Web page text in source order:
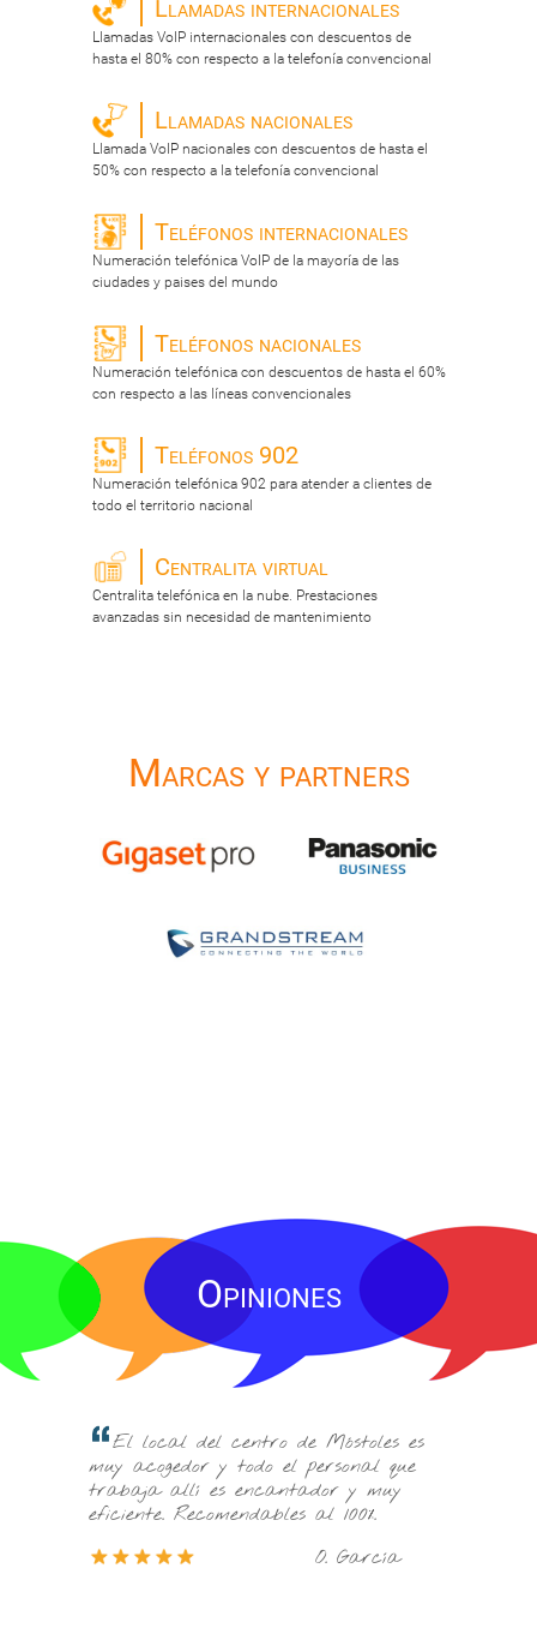
Llamadas internacionales
Llamadas VoIP internacionales con descuentos de
hasta el 80% con respecto a la telefonía convencional
Llamadas nacionales
Llamada VoIP nacionales con descuentos de hasta el
50% con respecto a la telefonía convencional
Teléfonos internacionales
Numeración telefónica VoIP de la mayoría de las
ciudades y paises del mundo
Teléfonos nacionales
Numeración telefónica con descuentos de hasta el 60%
con respecto a las líneas convencionales
Teléfonos 902
Numeración telefónica 902 para atender a clientes de
todo el territorio nacional
Centralita virtual
Centralita telefónica en la nube. Prestaciones
avanzadas sin necesidad de mantenimiento
Marcas y partners
Opiniones
El local del centro de Móstoles es
muy acogedor y todo el personal que
trabaja allí es encantador y muy
eficiente. Recomendables al 100%.
O. García
La comercial
preocupó de
ofreció